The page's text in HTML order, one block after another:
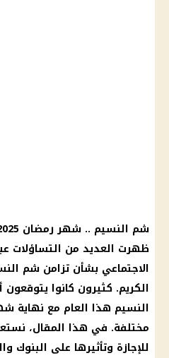
ظهرت العديد من التساؤلات
الاجتماعي بشأن تزامن شم
الكريم. كثيرون كانوا
النسيم هذا العام مع نهاية
مختلفة. في هذا المقال،
للإجازة وتأثيرها على البنوك